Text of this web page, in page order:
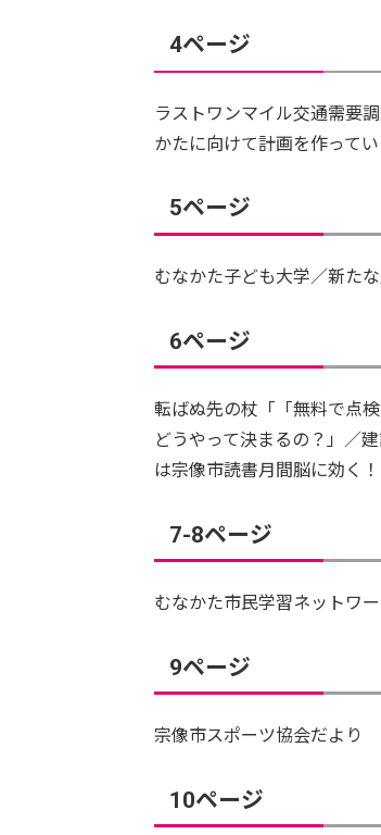
4ページ
ラストワンマイル交通需要
かたに向けて計画を作って
5ページ
むなかた子ども大学／新た
6ページ
転ばぬ先の杖「「無料で点
どうやって決まるの？」／
は宗像市読書月間脳に効く
7-8ページ
むなかた市民学習ネットワ
9ページ
宗像市スポーツ協会だより
10ページ